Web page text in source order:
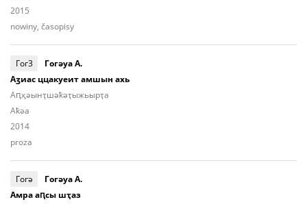
2015
nowiny, časopisy
Гог3
Гогәуа А.
Аӡиас ццакуеит амшын ахь
Аԥ­ҳәынҭ­шәҟәҭы­жьыp­ҭа
Aҟәа
2014
proza
Гогә
Гогәуа А.
Амра аԥсы шҭаз